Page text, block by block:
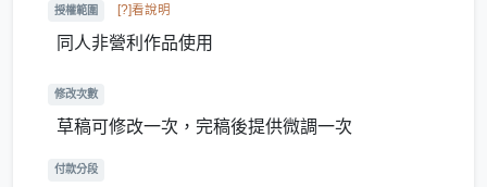
授權範圍 [?]看說明
同人非營利作品使用
修改次數
草稿可修改一次，完稿後提供微調一次
付款分段